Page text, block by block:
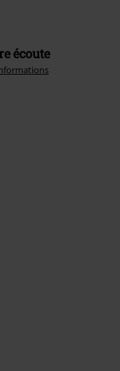
écoute